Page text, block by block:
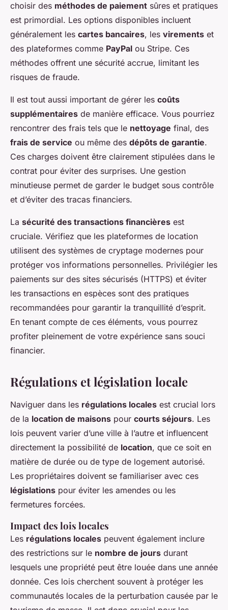
choisir des méthodes de paiement sûres et pratiques
est primordial. Les options disponibles incluent
généralement les cartes bancaires, les virements et
des plateformes comme PayPal ou Stripe. Ces
méthodes offrent une sécurité accrue, limitant les
risques de fraude.
Il est tout aussi important de gérer les coûts
supplémentaires de manière efficace. Vous pourriez
rencontrer des frais tels que le nettoyage final, des
frais de service ou même des dépôts de garantie.
Ces charges doivent être clairement stipulées dans le
contrat pour éviter des surprises. Une gestion
minutieuse permet de garder le budget sous contrôle
et d’éviter des tracas financiers.
La sécurité des transactions financières est
cruciale. Vérifiez que les plateformes de location
utilisent des systèmes de cryptage modernes pour
protéger vos informations personnelles. Privilégier les
paiements sur des sites sécurisés (HTTPS) et éviter
les transactions en espèces sont des pratiques
recommandées pour garantir la tranquillité d’esprit.
En tenant compte de ces éléments, vous pourrez
profiter pleinement de votre expérience sans souci
financier.
Régulations et législation locale
Naviguer dans les régulations locales est crucial lors
de la location de maisons pour courts séjours. Les
lois peuvent varier d’une ville à l’autre et influencent
directement la possibilité de location, que ce soit en
matière de durée ou de type de logement autorisé.
Les propriétaires doivent se familiariser avec ces
législations pour éviter les amendes ou les
fermetures forcées.
Impact des lois locales
Les régulations locales peuvent également inclure
des restrictions sur le nombre de jours durant
lesquels une propriété peut être louée dans une année
donnée. Ces lois cherchent souvent à protéger les
communautés locales de la perturbation causée par le